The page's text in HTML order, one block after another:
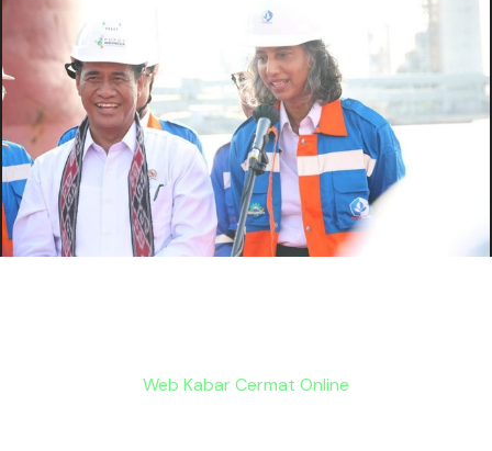
Web Kabar Cermat Online